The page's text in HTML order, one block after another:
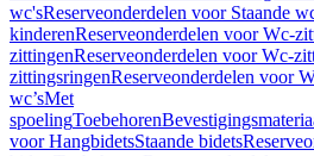
wc'sReserveonderdelen voor Staande
kinderenReserveonderdelen voor Wc-
zittingenReserveonderdelen voor Wc-
zittingsringenReserveonderdelen voor
wc’sMet
spoelingToebehoren
voor HangbidetsStaande bidets